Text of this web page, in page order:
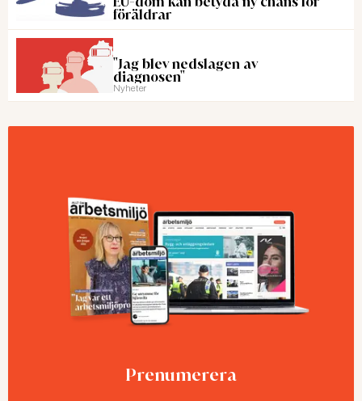
föräldrar
"Jag blev nedslagen av
diagnosen"
Nyheter
Prenumerera